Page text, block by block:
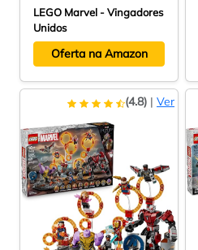
LEGO Marvel - Vingadores
Unidos
Oferta na Amazon
(4.8) | Ver